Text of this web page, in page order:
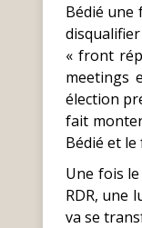
Bédié une
« front
meetings
élection
fait
Bédié et le
Une fois
RDR, une
va se